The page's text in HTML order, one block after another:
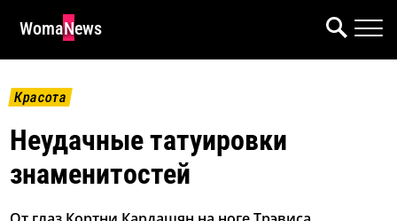
WomaNews
Красота
Неудачные татуировки
знаменитостей